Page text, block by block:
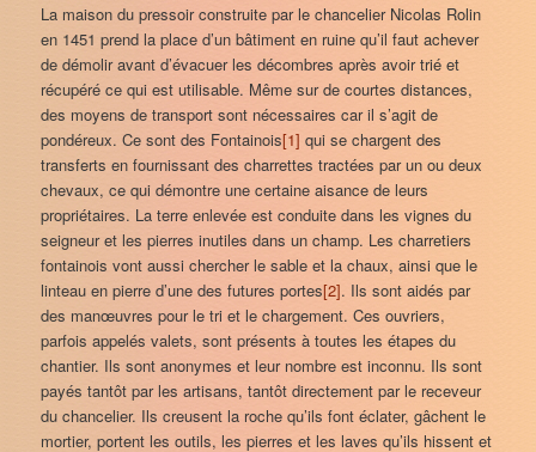
La maison du pressoir construite par le chancelier Nicolas Rolin
en 1451 prend la place d’un bâtiment en ruine qu’il faut achever
de démolir avant d’évacuer les décombres après avoir trié et
récupéré ce qui est utilisable. Même sur de courtes distances,
des moyens de transport sont nécessaires car il s’agit de
pondéreux. Ce sont des Fontainois[1] qui se chargent des
transferts en fournissant des charrettes tractées par un ou deux
chevaux, ce qui démontre une certaine aisance de leurs
propriétaires. La terre enlevée est conduite dans les vignes du
seigneur et les pierres inutiles dans un champ. Les charretiers
fontainois vont aussi chercher le sable et la chaux, ainsi que le
linteau en pierre d’une des futures portes[2]. Ils sont aidés par
des manœuvres pour le tri et le chargement. Ces ouvriers,
parfois appelés valets, sont présents à toutes les étapes du
chantier. Ils sont anonymes et leur nombre est inconnu. Ils sont
payés tantôt par les artisans, tantôt directement par le receveur
du chancelier. Ils creusent la roche qu’ils font éclater, gâchent le
mortier, portent les outils, les pierres et les laves qu’ils hissent et